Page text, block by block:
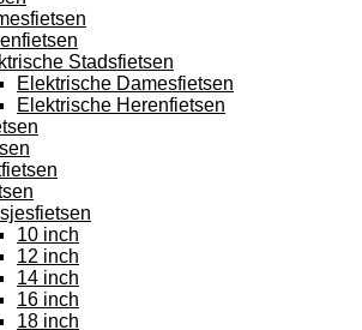
Stadsfietsen
Elektrische Damesfietsen
Elektrische Herenfietsen
10 inch
12 inch
14 inch
16 inch
18 inch